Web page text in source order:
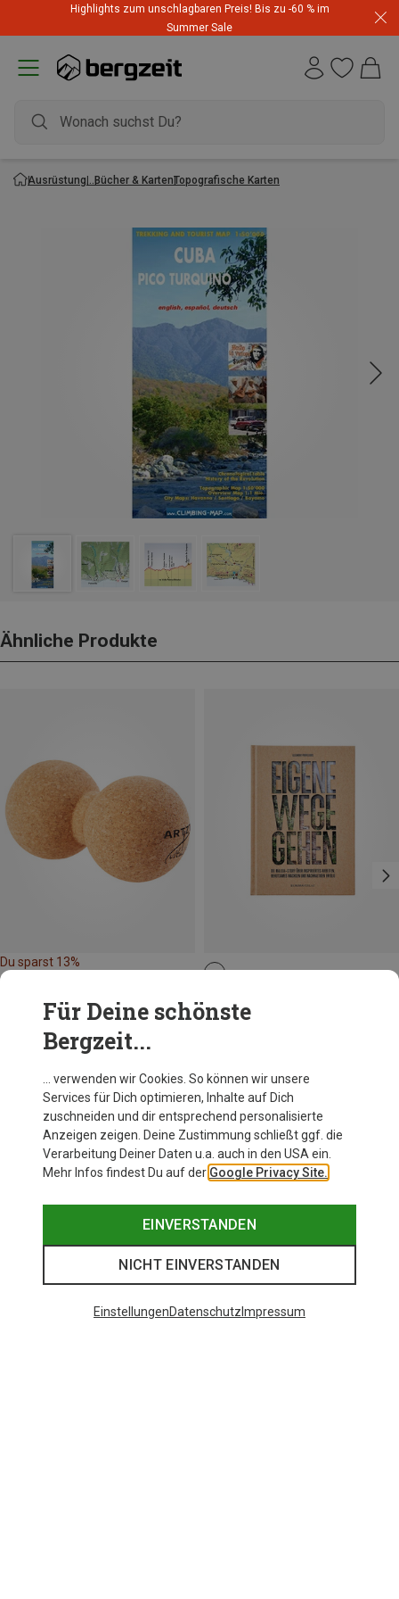
Highlights zum unschlagbaren Preis! Bis zu -60 % im
Summer Sale
Ausrüstung Bücher & KartenTopografische Karten
Ähnliche Produkte
Du sparst 13%
Maloja
Eigene Wege gehen
Andere Kunden kauften auch
Für Deine schönste
Bergzeit...
… verwenden wir Cookies. So können wir unsere
Services für Dich optimieren, Inhalte auf Dich
zuschneiden und dir entsprechend personalisierte
Anzeigen zeigen. Deine Zustimmung schließt ggf. die
Verarbeitung Deiner Daten u.a. auch in den USA ein.
Mehr Infos findest Du auf der Google Privacy Site.
EINVERSTANDEN
NICHT EINVERSTANDEN
EinstellungenDatenschutz Impressum